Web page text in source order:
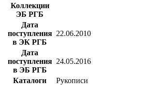
Коллекции
ЭБ РГБ
Дата
поступления
в ЭК РГБ
22.06.2010
Дата
поступления
в ЭБ РГБ
24.05.2016
Каталоги
Рукописи